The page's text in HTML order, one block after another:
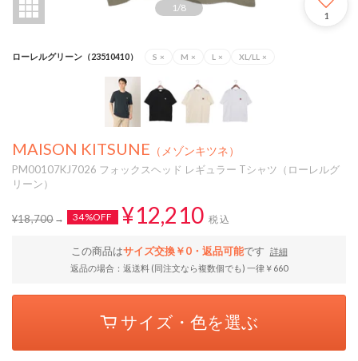
1 /8
1
ローレルグリーン（23510410） S × M × L × XL/LL ×
MAISON KITSUNE （メゾンキツネ）
PM00107KJ7026 フォックスヘッド レギュラー Tシャツ（ローレルグ
リーン）
¥18,700 34%OFF ¥12,210 税込
この商品はサイズ交換￥0・返品可能です
詳細
返品の場合：返送料 (同注文なら複数個でも) 一律￥660
サイズ・色を選ぶ